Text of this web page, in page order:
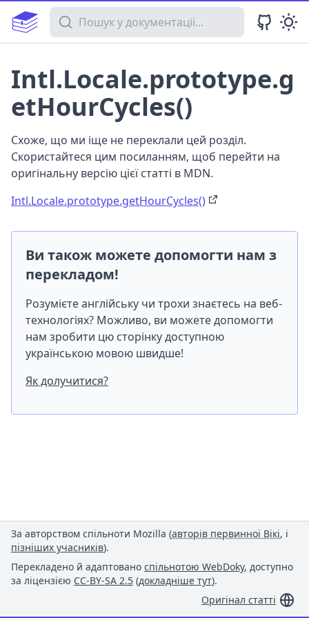
Пошук у документації
Intl.Locale.prototype.g
etHourCycles()
Схоже, що ми іще не переклали цей розділ.
Скористайтеся цим посиланням, щоб перейти на
оригінальну версію цієї статті в MDN.
Intl.Locale.prototype.getHourCycles()
Ви також можете допомогти нам з
перекладом!
Розумієте англійську чи трохи знаєтесь на веб-
технологіях? Можливо, ви можете допомогти
нам зробити цю сторінку доступною
українською мовою швидше!
Як долучитися?
За авторством спільноти Mozilla (авторів первинної Вікі, і
пізніших учасників).
Перекладено й адаптовано спільнотою WebDoky, доступно
за ліцензією CC-BY-SA 2.5 (докладніше тут).
Оригінал статті